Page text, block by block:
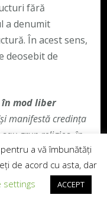
fără
a denumit
În acest sens,
deosebit de
mod liber
manifestă credința
grup religios, în
1 din aceeași
Gruparea religioasă
juridică a unor
a vă îmbunătăți
de acord cu asta, dar
settings ACCEPT